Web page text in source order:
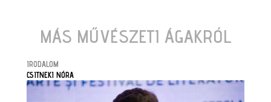
MÁS MŰVÉSZETI ÁGAKRÓL
IRODALOM
CSITNEKI NÓRA